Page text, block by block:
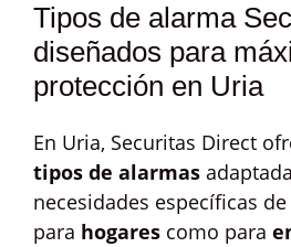
Tipos de alarma
diseñados para
protección en Uria
En Uria, Securitas Direct
tipos de alarmas
necesidades específicas
para hogares como para